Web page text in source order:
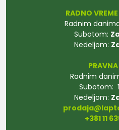
RADNO
Radnim
Subotom:
Nedeljom:
Radnim
Subotom:
Nedeljom:
+381 11